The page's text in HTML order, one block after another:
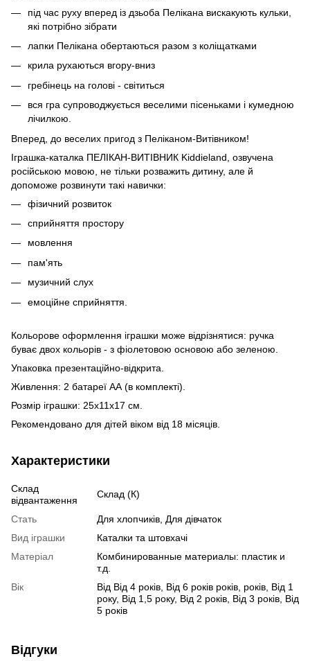
під час руху вперед із дзьоба Пелікана вискакують кульки,
які потрібно зібрати
лапки Пелікана обертаються разом з коліщатками
крила рухаються вгору-вниз
гребінець на голові - світиться
вся гра супроводжується веселими пісеньками і кумедною
лічилкою.
Вперед, до веселих пригод з Пеліканом-Витівником!
Іграшка-каталка ПЕЛІКАН-ВИТІВНИК Kiddieland, озвучена
російською мовою, не тільки розважить дитину, але й
допоможе розвинути такі навички:
фізичний розвиток
сприйняття простору
мовлення
пам'ять
музичний слух
емоційне сприйняття.
Кольорове оформлення іграшки може відрізнятися: ручка
буває двох кольорів - з фіолетовою основою або зеленою.
Упаковка презентаційно-відкрита.
Живлення: 2 батареї АА (в комплекті).
Розмір іграшки: 25x11x17 см.
Рекомендовано для дітей віком від 18 місяців.
Характеристики
Склад
відвантаження
Склад (К)
Стать
Для хлопчиків, Для дівчаток
Вид іграшки
Каталки та штовхачі
Матеріал
Комбинированные материалы: пластик и
т.д.
Вік
Від Від 4 років, Від 6 років років, років, Від 1
року, Від 1,5 року, Від 2 років, Від 3 років, Від
5 років
Відгуки